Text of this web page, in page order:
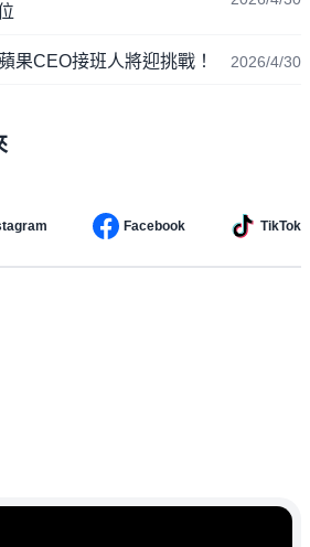
CEO接班人將迎挑戰！ 2026/4/30
Facebook TikTok